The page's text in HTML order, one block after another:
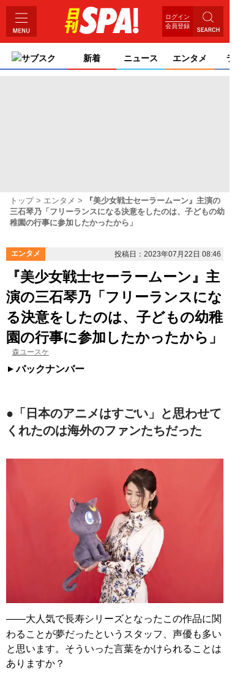
ログイン
会員登録
サブスク 新着 ニュース エンタメ
トップ エンタメ
『美少女戦士セーラームーン』主演の
三石琴乃「フリーランスになる決意をしたのは、子どもの幼
稚園の行事に参加したかったから」
エンタメ 投稿日：2023年07月22日 08:46
『美少女戦士セーラームーン』主
演の三石琴乃「フリーランスにな
る決意をしたのは、子どもの幼稚
園の行事に参加したかったから」
森ユースケ
バックナンバー
●「日本のアニメはすごい」と思わせて
くれたのは海外のファンたちだった
――大人気で長寿シリーズとなったこの作品に関
わることが夢だったというスタッフ、声優も多い
と思います。そういった言葉をかけられることは
ありますか？